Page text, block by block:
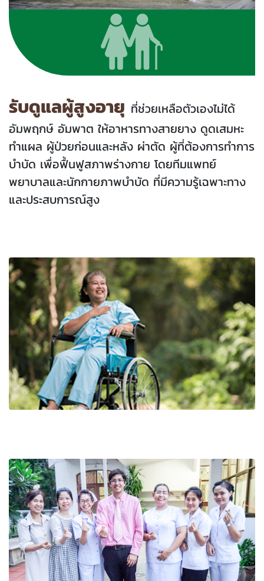
รับดูแลผู้สูงอายุ ที่ช่วยเหลือตัวเองไม่ได้
อัมพฤกษ์ อัมพาต ให้อาหารทางสายยาง ดูดเสมหะ
ทำแผล ผู้ป่วยก่อนและหลัง ผ่าตัด ผู้ที่ต้องการทำการ
บำบัด เพื่อฟื้นฟูสภาพร่างกาย โดยทีมแพทย์
พยาบาลและนักกายภาพบำบัด ที่มีความรู้เฉพาะทาง
และประสบการณ์สูง